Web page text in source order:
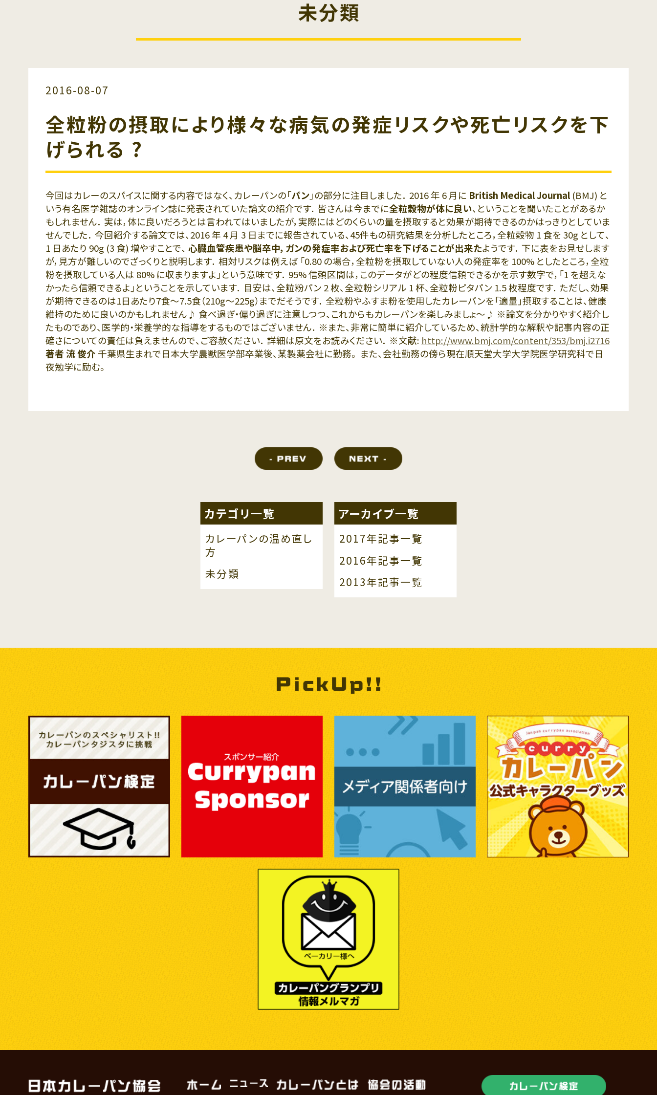
未分類
2016-08-07
全粒粉の摂取により様々な病気の発症リスクや死亡リスクを下
げられる ?
今回はカレーのスパイスに関する内容ではなく、カレーパンの「パン」の部分に注目しました． 2016 年 6 月に British Medical Journal(BMJ) と
いう有名医学雑誌のオンライン誌に発表されていた論文の紹介です． 皆さんは今までに全粒穀物が体に良い、ということを聞いたことがあるか
もしれません． 実は，体に良いだろうとは言われてはいましたが，実際にはどのくらいの量を摂取すると効果が期待できるのかはっきりとしていま
せんでした． 今回紹介する論文では、2016 年 4 月 3 日までに報告されている、45件もの研究結果を分析したところ，全粒穀物 1 食を 30g として、
1 日あたり 90g (3 食) 増やすことで、 心臓血管疾患や脳卒中，ガンの発症率および死亡率を下げることが出来たようです． 下に表をお見せします
が，見方が難しいのでざっくりと説明します． 相対リスクは例えば 「0.80 の場合，全粒粉を摂取していない人の発症率を 100% としたところ，全粒
粉を摂取している人は 80% に収まりますよ」という意味です． 95% 信頼区間は，このデータがどの程度信頼できるかを示す数字で，「1 を超えな
かったら信頼できるよ」ということを示しています． 目安は、全粒粉パン 2 枚、全粒粉シリアル 1 杯、全粒粉ピタパン 1.5 枚程度です． ただし、効果
が期待できるのは1日あたり7食～7.5食（210g～225g）までだそうです． 全粒粉やふすま粉を使用したカレーパンを「適量」摂取することは、健康
維持のために良いのかもしれません♪ 食べ過ぎ・偏り過ぎに注意しつつ、これからもカレーパンを楽しみましょ～♪ ※論文を分かりやすく紹介し
たものであり、医学的・栄養学的な指導をするものではございません． ※また、非常に簡単に紹介しているため、統計学的な解釈や記事内容の正
確さについての責任は負えませんので、ご容赦ください． 詳細は原文をお読みください． ※文献: http://www.bmj.com/content/353/bmj.i2716
著者 流 俊介 千葉県生まれで日本大学農獣医学部卒業後、某製薬会社に勤務。 また、会社勤務の傍ら現在順天堂大学大学院医学研究科で日
夜勉学に励む。
カテゴリ一覧
カレーパンの温め直し
方
未分類
アーカイブ一覧
2017年記事一覧
2016年記事一覧
2013年記事一覧